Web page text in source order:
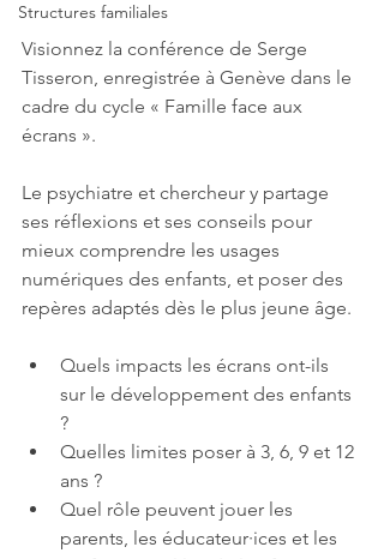
Structures familiales
Visionnez la conférence de Serge
Tisseron, enregistrée à Genève dans le
cadre du cycle « Famille face aux
écrans ».
Le psychiatre et chercheur y partage
ses réflexions et ses conseils pour
mieux comprendre les usages
numériques des enfants, et poser des
repères adaptés dès le plus jeune âge.
Quels impacts les écrans ont-ils
sur le développement des enfants
?
Quelles limites poser à 3, 6, 9 et 12
ans ?
Quel rôle peuvent jouer les
parents, les éducateur·ices et les